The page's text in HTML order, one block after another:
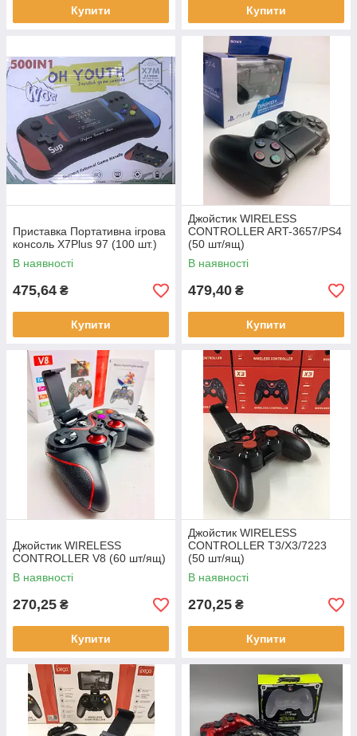
Купити Купити
Приставка Портативна ігрова
консоль X7Plus 97 (100 шт.)
В наявності
475,64 ₴
Купити
Джойстик WIRELESS
CONTROLLER ART-3657/PS4
(50 шт/ящ)
В наявності
479,40 ₴
Купити
Джойстик WIRELESS
CONTROLLER V8 (60 шт/ящ)
В наявності
270,25 ₴
Купити
Джойстик WIRELESS
CONTROLLER T3/X3/7223
(50 шт/ящ)
В наявності
270,25 ₴
Купити